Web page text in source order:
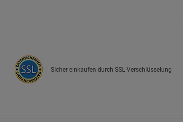
Sicher einkaufen durch SSL-Verschlüsselung